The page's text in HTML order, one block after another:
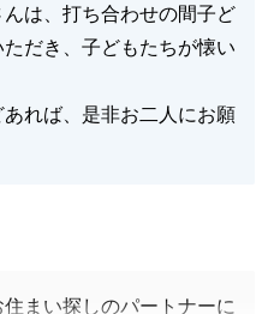
は、打ち合わせの間子ど
だき、子どもたちが懐い
れば、是非お二人にお願
まい探しのパートナーに